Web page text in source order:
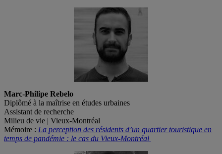
Marc-Philipe Rebelo
Diplômé à la maîtrise en études urbaines
Assistant de recherche
Milieu de vie | Vieux-Montréal
Mémoire : La perception des résidents d’un quartier touristique en
temps de pandémie : le cas du Vieux-Montréal